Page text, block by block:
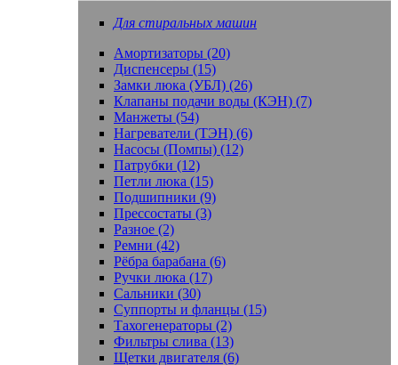
Для стиральных машин
Амортизаторы (20)
Диспенсеры (15)
Замки люка (УБЛ) (26)
Клапаны подачи воды (КЭН) (7)
Манжеты (54)
Нагреватели (ТЭН) (6)
Насосы (Помпы) (12)
Патрубки (12)
Петли люка (15)
Подшипники (9)
Прессостаты (3)
Разное (2)
Ремни (42)
Рёбра барабана (6)
Ручки люка (17)
Сальники (30)
Суппорты и фланцы (15)
Тахогенераторы (2)
Фильтры слива (13)
Щетки двигателя (6)